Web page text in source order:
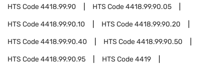
HTS Code4418.99.90 HTS Code4418.99.90.05
HTS Code4418.99.90.10 HTS Code4418.99.90.20
HTS Code4418.99.90.40 HTS Code4418.99.90.50
HTS Code4418.99.90.95 HTS Code4419